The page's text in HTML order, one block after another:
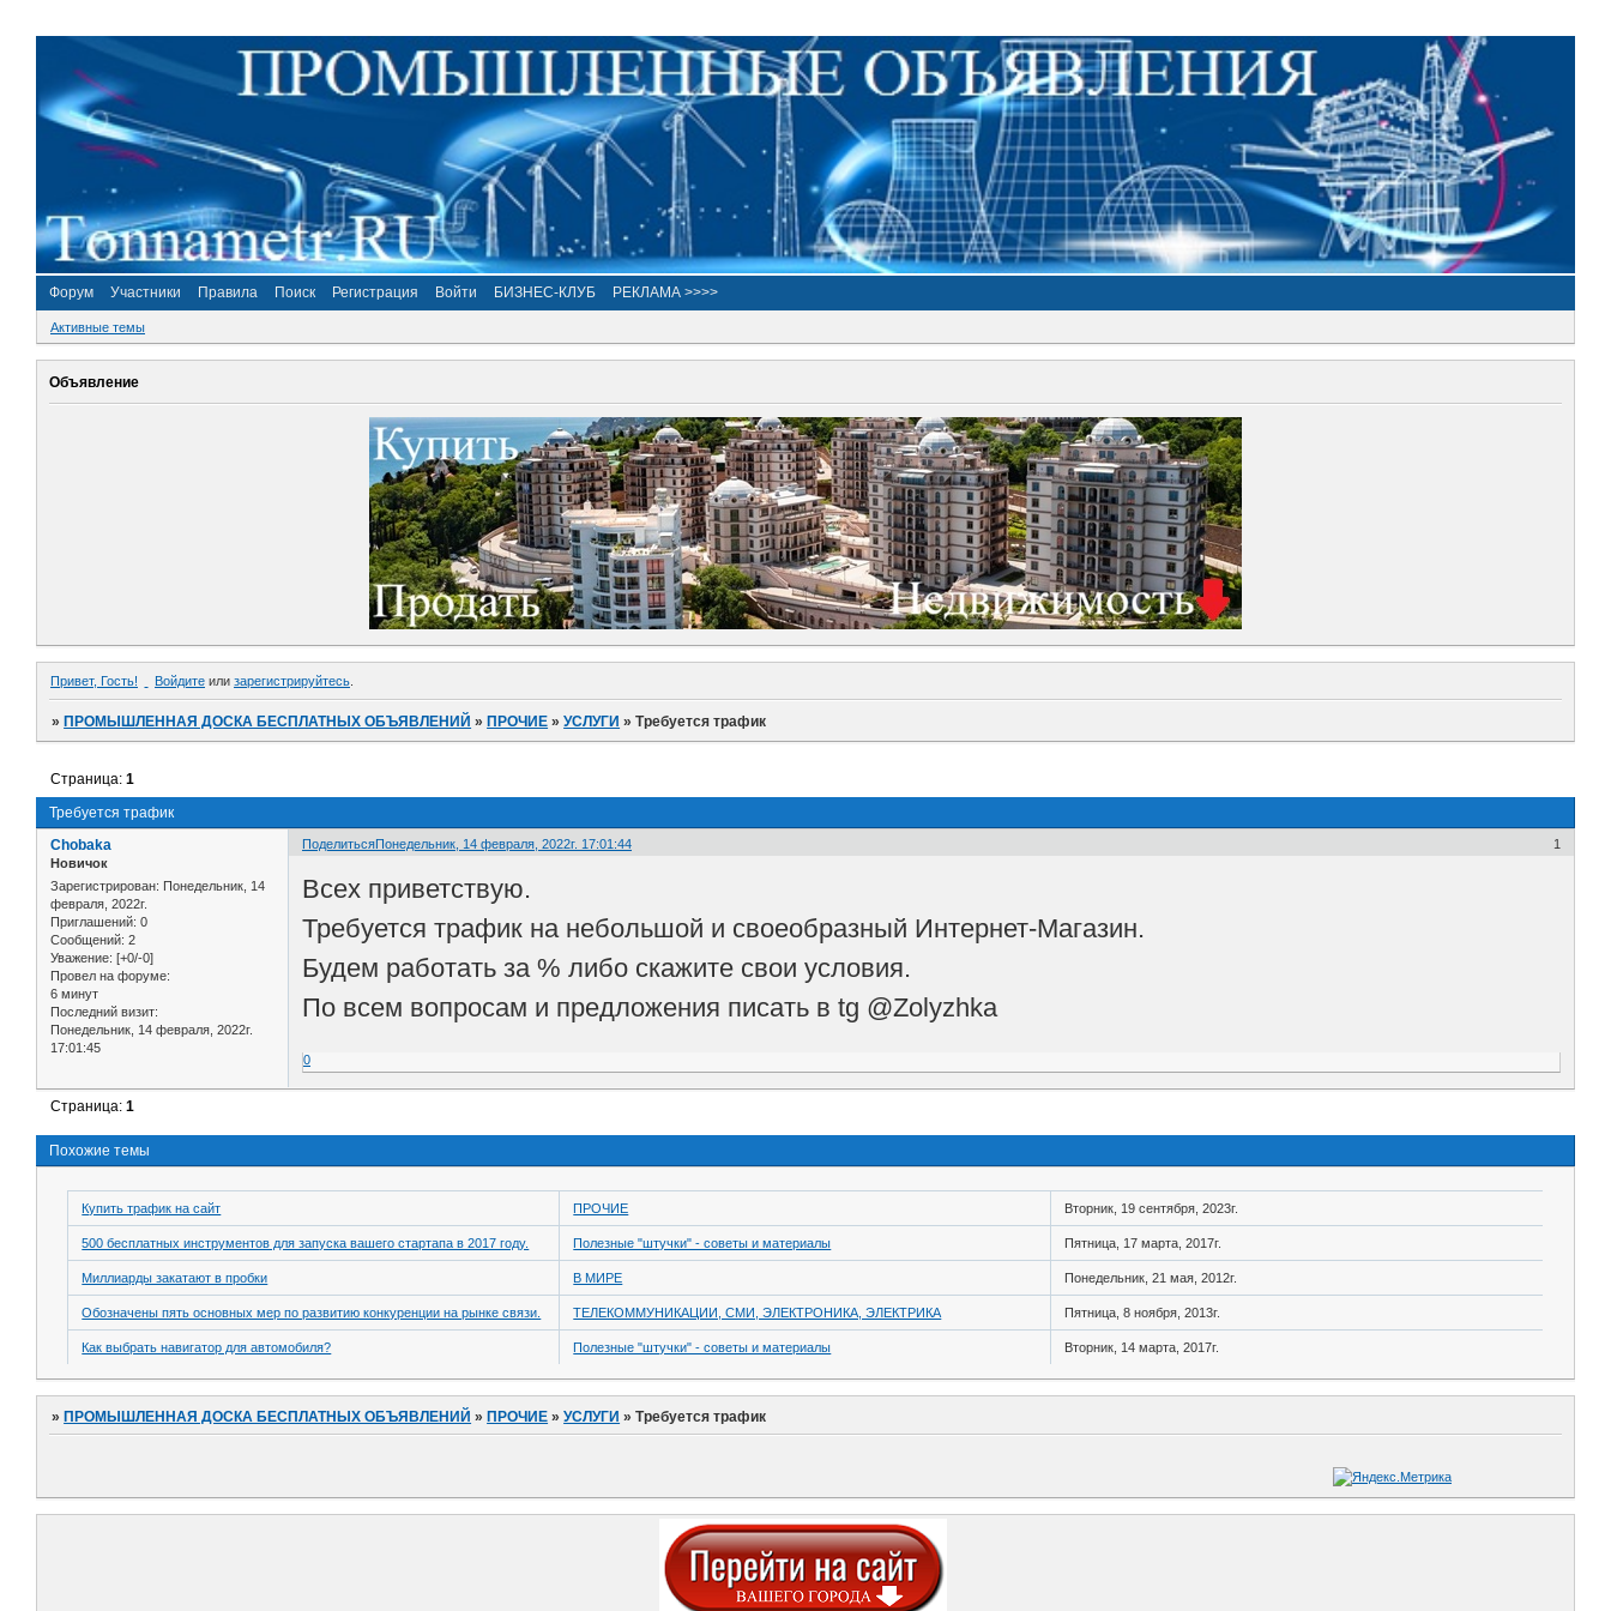
Форум Участники Правила Поиск Регистрация Войти БИЗНЕС-КЛУБ РЕКЛАМА >>>>
Активные темы
Объявление
Привет, Гость! Войдите или зарегистрируйтесь
»ПРОМЫШЛЕННАЯ ДОСКА БЕСПЛАТНЫХ ОБЪЯВЛЕНИЙ »ПРОЧИЕ »УСЛУГИ »Требуется трафик
Требуется трафик
Страница:1
Поделиться 1
Понедельник, 14 февраля, 2022г. 17:01:44
Chobaka
Новичок
Зарегистрирован: Понедельник, 14
февраля, 2022г.
Приглашений: 0
Сообщений: 2
Уважение: [+0/-0]
Провел на форуме:
6 минут
Последний визит:
Понедельник, 14 февраля, 2022г.
17:01:45
Всех приветствую.
Требуется трафик на небольшой и своеобразный Интернет-Магазин.
Будем работать за % либо скажите свои условия.
По всем вопросам и предложения писать в tg @Zolyzhka
0
Страница:1
Похожие темы
Купить трафик на сайт ПРОЧИЕ Вторник, 19 сентября, 2023г.
500 бесплатных инструментов для запуска вашего стартапа в 2017 году. Полезные "штучки" - советы и материалы Пятница, 17 марта, 2017г.
Миллиарды закатают в пробки В МИРЕ Понедельник, 21 мая, 2012г.
Обозначены пять основных мер по развитию конкуренции на рынке связи. ТЕЛЕКОММУНИКАЦИИ, СМИ, ЭЛЕКТРОНИКА, ЭЛЕКТРИКА Пятница, 8 ноября, 2013г.
Как выбрать навигатор для автомобиля? Полезные "штучки" - советы и материалы Вторник, 14 марта, 2017г.
»ПРОМЫШЛЕННАЯ ДОСКА БЕСПЛАТНЫХ ОБЪЯВЛЕНИЙ »ПРОЧИЕ »УСЛУГИ »Требуется трафик